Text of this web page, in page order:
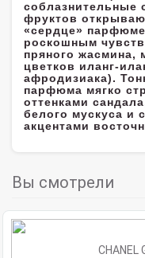
соблазнительные
фруктов
«сердце»
роскошным
пряного жасмина,
цветков иланг-
афродизиака).
парфюма мягко
оттенками
белого мускуса и
акцентами
Вы смотрели
CHANEL